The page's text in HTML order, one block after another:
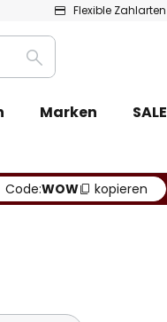
Flexible Zahlarten
Suche
Marken SALE
Code:WOW kopieren